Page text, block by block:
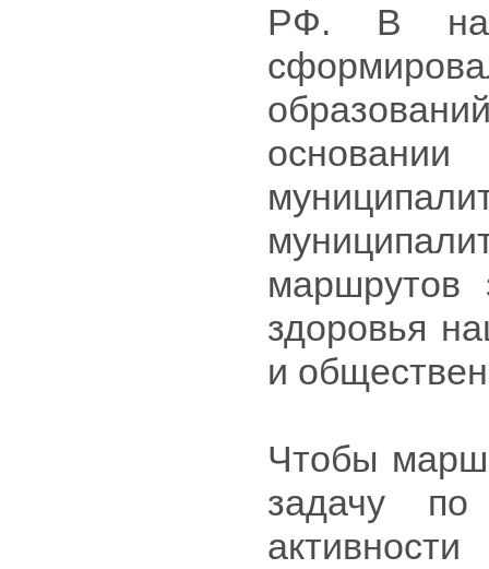
РФ. В
маршрутов
здоровья
и
Чтобы
задачу по